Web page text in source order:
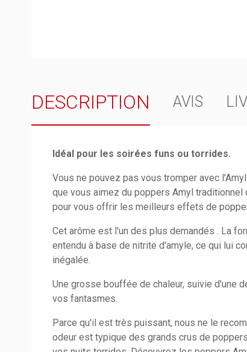
DESCRIPTION AVIS
Idéal pour les soirées funs ou torrides.
Vous ne pouvez pas vous tromper avec
que vous aimez du poppers Amyl
pour vous offrir les meilleurs effets de
Cet arôme est l'un des plus demandés . La
entendu à base de nitrite d'amyle, ce qui lui
inégalée.
Une grosse bouffée de chaleur, suivie d'une
vos fantasmes.
Parce qu'il est très puissant, nous ne le
odeur est typique des grands crus de